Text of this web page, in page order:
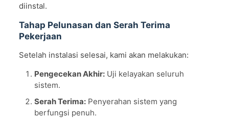
diinstal.
Tahap Pelunasan dan Serah Terima
Pekerjaan
Setelah instalasi selesai, kami akan melakukan:
Pengecekan Akhir:Uji kelayakan seluruh
sistem.
Serah Terima:Penyerahan sistem yang
berfungsi penuh.